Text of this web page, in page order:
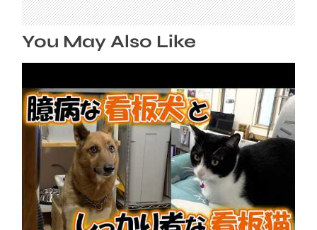
You May Also Like
先輩犬を支えるPCショップの看板猫
2026年8月9日